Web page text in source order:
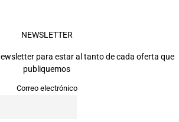
NEWSLETTER
para estar al tanto de cada oferta que
publiquemos
Correo electrónico